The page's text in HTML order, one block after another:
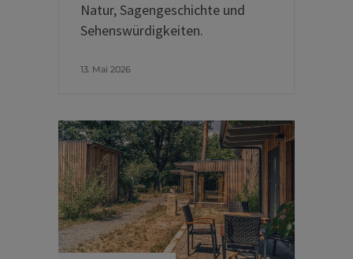
Natur, Sagengeschichte und
Sehenswürdigkeiten.
13. Mai 2026